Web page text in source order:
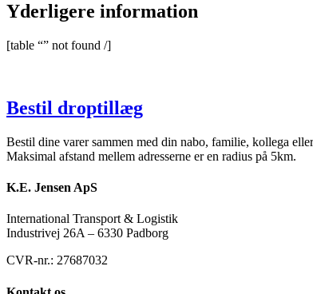
Yderligere information
[table “” not found /]
Bestil droptillæg
Bestil dine varer sammen med din nabo, familie, kollega
Maksimal afstand mellem adresserne er en radius på 5km.
K.E. Jensen ApS
International Transport & Logistik
Industrivej 26A – 6330 Padborg
CVR-nr.: 27687032